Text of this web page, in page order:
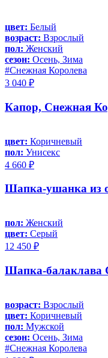
цвет: Белый
возраст: Взрослый
пол: Женский
сезон: Осень, Зима
#Снежная Королева
3 040 ₽
Капор, Снежная
цвет: Коричневый
пол: Унисекс
4 660 ₽
Шапка-ушанка из
пол: Женский
цвет: Серый
12 450 ₽
Шапка-балаклава
возраст: Взрослый
цвет: Коричневый
пол: Мужской
сезон: Осень, Зима
#Снежная Королева